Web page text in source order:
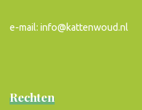
e-mail: info@kattenwoud.nl
Rechten